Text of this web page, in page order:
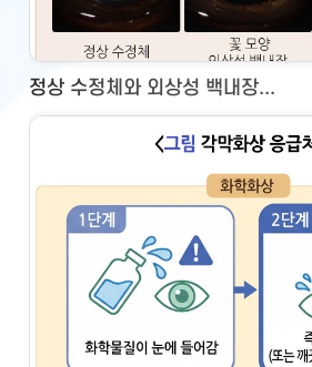
정상 수정체와 외상성 백내장...